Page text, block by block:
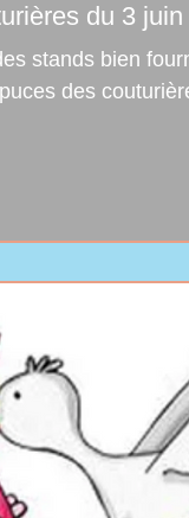
du 3 juin
stands bien
des